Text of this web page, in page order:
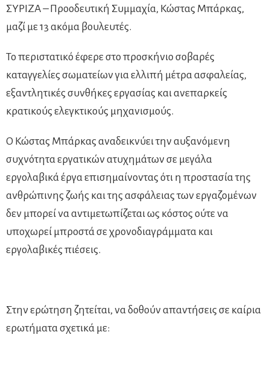
ΣΥΡΙΖΑ – Προοδευτική Συμμαχία, Κώστας Μπάρκας,
μαζί με 13 ακόμα βουλευτές.
Το περιστατικό έφερε στο προσκήνιο σοβαρές
καταγγελίες σωματείων για ελλιπή μέτρα ασφαλείας,
εξαντλητικές συνθήκες εργασίας και ανεπαρκείς
κρατικούς ελεγκτικούς μηχανισμούς.
Ο Κώστας Μπάρκας αναδεικνύει την αυξανόμενη
συχνότητα εργατικών ατυχημάτων σε μεγάλα
εργολαβικά έργα επισημαίνοντας ότι η προστασία της
ανθρώπινης ζωής και της ασφάλειας των εργαζομένων
δεν μπορεί να αντιμετωπίζεται ως κόστος ούτε να
υποχωρεί μπροστά σε χρονοδιαγράμματα και
εργολαβικές πιέσεις.
Στην ερώτηση ζητείται, να δοθούν απαντήσεις σε καίρια
ερωτήματα σχετικά με: